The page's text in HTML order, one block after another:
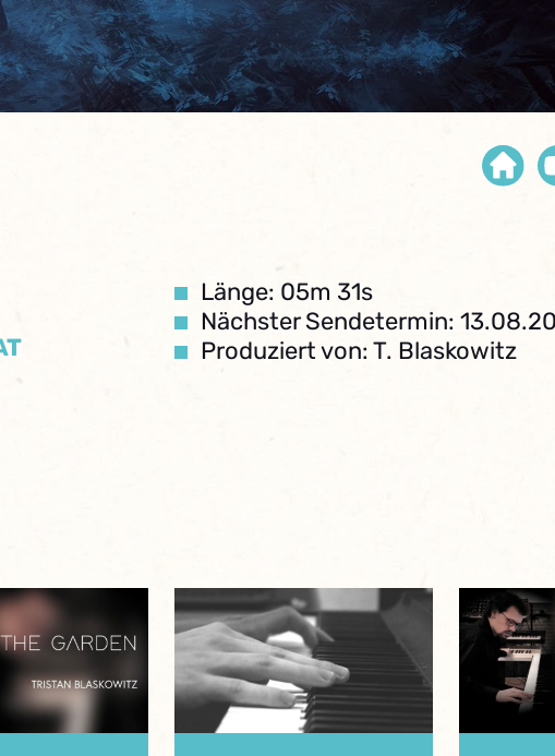
Länge: 05m 31s
Nächster Sendetermin:
Produziert von: T. Blaskowitz